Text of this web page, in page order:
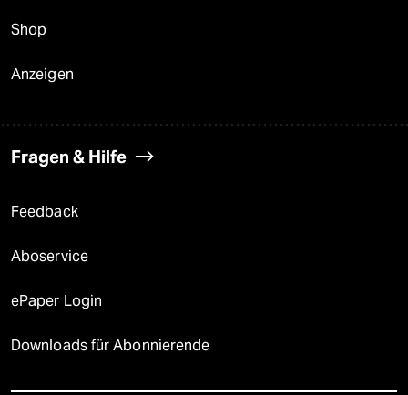
Shop
Anzeigen
Fragen & Hilfe
Feedback
Aboservice
ePaper Login
Downloads für Abonnierende